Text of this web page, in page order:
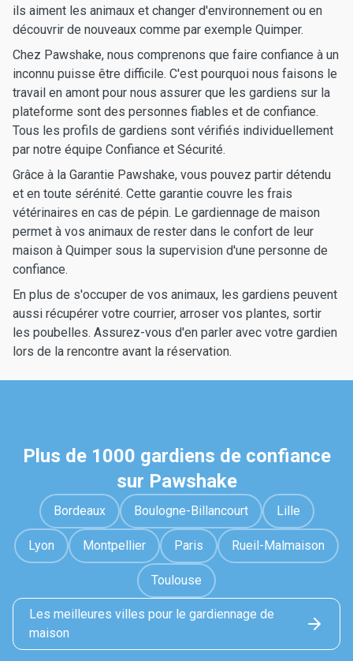
ils aiment les animaux et changer d'environnement ou en
découvrir de nouveaux comme par exemple Quimper.
Chez Pawshake, nous comprenons que faire confiance à un
inconnu puisse être difficile. C'est pourquoi nous faisons le
travail en amont pour nous assurer que les gardiens sur la
plateforme sont des personnes fiables et de confiance.
Tous les profils de gardiens sont vérifiés individuellement
par notre équipe Confiance et Sécurité.
Grâce à la Garantie Pawshake, vous pouvez partir détendu
et en toute sérénité. Cette garantie couvre les frais
vétérinaires en cas de pépin. Le gardiennage de maison
permet à vos animaux de rester dans le confort de leur
maison à Quimper sous la supervision d'une personne de
confiance.
En plus de s'occuper de vos animaux, les gardiens peuvent
aussi récupérer votre courrier, arroser vos plantes, sortir
les poubelles. Assurez-vous d'en parler avec votre gardien
lors de la rencontre avant la réservation.
Plus de 1000 gardiens de confiance
sur Pawshake
Bordeaux Boulogne-Billancourt Lille
Lyon Montpellier Paris Rueil-Malmaison
Toulouse
Les meilleures villes pour le gardiennage de
maison